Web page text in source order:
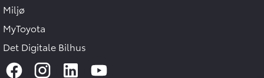
Miljø
MyToyota
Det Digitale Bilhus